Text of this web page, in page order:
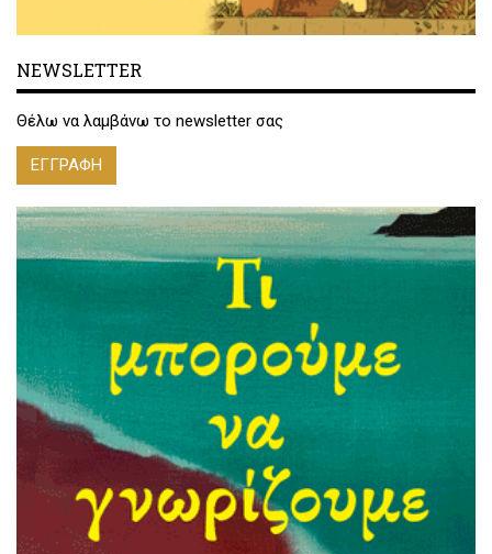
NEWSLETTER
Θέλω να λαμβάνω το newsletter σας
ΕΓΓΡΑΦΗ